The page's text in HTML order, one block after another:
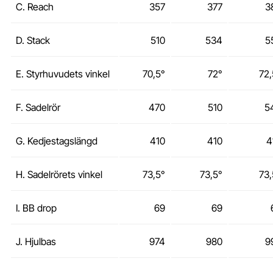
C. Reach 357 377
D. Stack 510 534
E. Styrhuvudets vinkel 70,5° 72°
F. Sadelrör 470 510
G. Kedjestagslängd 410 410
H. Sadelrörets vinkel 73,5° 73,5°
I. BB drop 69 69
J. Hjulbas 974 980